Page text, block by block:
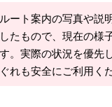
ート案内の写真や説
たもので、現在の様
。実際の状況を優先
れも安全にご利用く